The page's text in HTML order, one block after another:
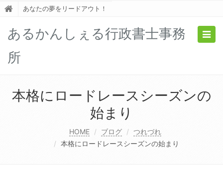
あなたの夢をリードアウト！
あるかんしぇる行政書士事務
所
本格にロードレースシーズンの
始まり
HOME ブログ
つれづれ
本格にロードレースシーズンの始まり